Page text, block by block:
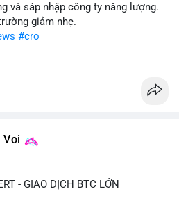
và sáp nhập công ty năng lượng.
giảm nhẹ.
#cro
Voi
- GIAO DỊCH BTC LỚN